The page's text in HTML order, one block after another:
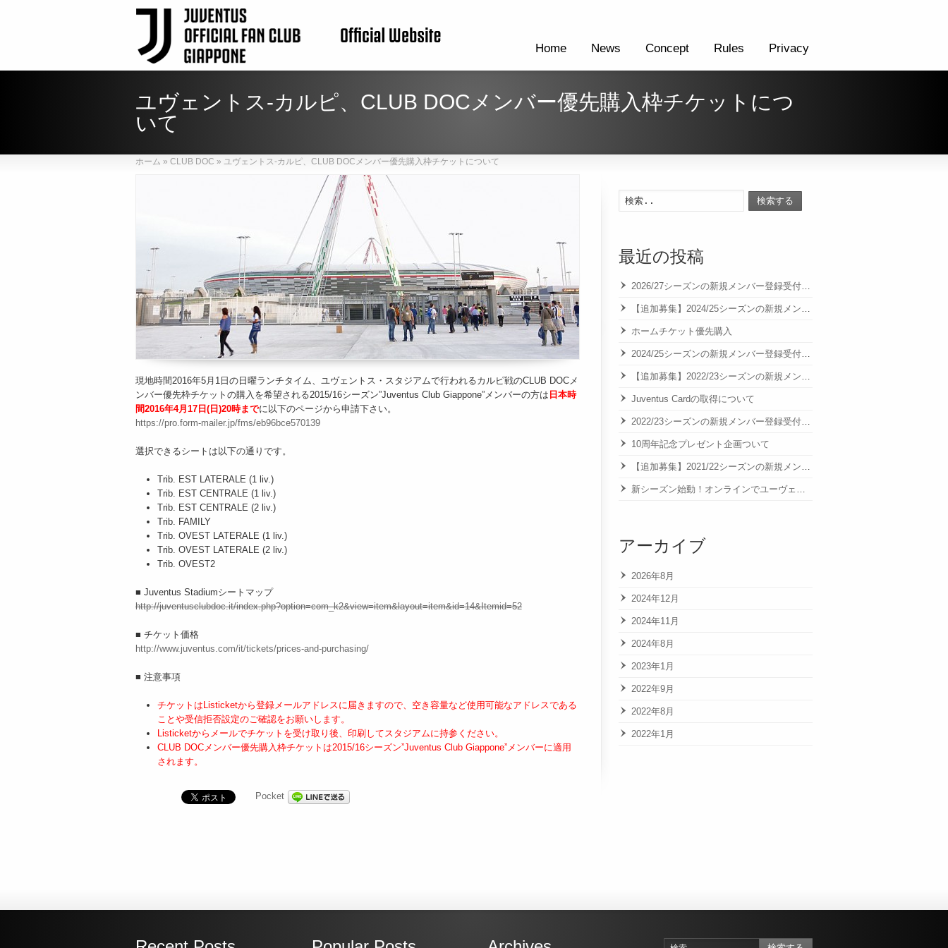
Home News Concept Rules Privacy
ユヴェントス-カルピ、CLUB DOCメンバー優先購入枠チケットにつ
いて
ホーム » CLUB DOC » ユヴェントス-カルピ、CLUB DOCメンバー優先購入枠チケットについて
現地時間2016年5月1日の日曜ランチタイム、ユヴェントス・スタジアムで行われるカルピ戦のCLUB DOCメ
ンバー優先枠チケットの購入を希望される2015/16シーズン”Juventus Club Giappone”メンバーの方は 日本時
間2016年4月17日(日)20時までに以下のページから申請下さい。
https://pro.form-mailer.jp/fms/eb96bce570139
選択できるシートは以下の通りです。
Trib. EST LATERALE (1 liv.)
Trib. EST CENTRALE (1 liv.)
Trib. EST CENTRALE (2 liv.)
Trib. FAMILY
Trib. OVEST LATERALE (1 liv.)
Trib. OVEST LATERALE (2 liv.)
Trib. OVEST2
■ Juventus Stadiumシートマップ
http://juventusclubdoc.it/index.php?option=com_k2&view=item&layout=item&id=14&Itemid=52
■ チケット価格
http://www.juventus.com/it/tickets/prices-and-purchasing/
■ 注意事項
チケットはListicketから登録メールアドレスに届きますので、空き容量など使用可能なアドレスである
ことや受信拒否設定のご確認をお願いします。
Listicketからメールでチケットを受け取り後、印刷してスタジアムに持参ください。
CLUB DOCメンバー優先購入枠チケットは2015/16シーズン”Juventus Club Giappone”メンバーに適用
されます。
Pocket
検索する
最近の投稿
2026/27シーズンの新規メンバー登録受付について
【追加募集】2024/25シーズンの新規メンバー登録受付について
ホームチケット優先購入
2024/25シーズンの新規メンバー登録受付について
【追加募集】2022/23シーズンの新規メンバー登録受付について
Juventus Cardの取得について
2022/23シーズンの新規メンバー登録受付について
10周年記念プレゼント企画ついて
【追加募集】2021/22シーズンの新規メンバー登録受付について
新シーズン始動！オンラインでユーヴェを語ろう！参加者募集
アーカイブ
2026年8月
2024年12月
2024年11月
2024年8月
2023年1月
2022年9月
2022年8月
2022年1月